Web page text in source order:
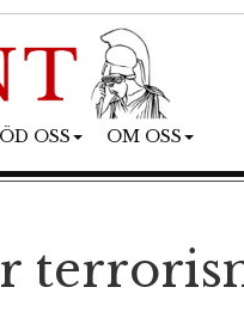
OSS OM OSS